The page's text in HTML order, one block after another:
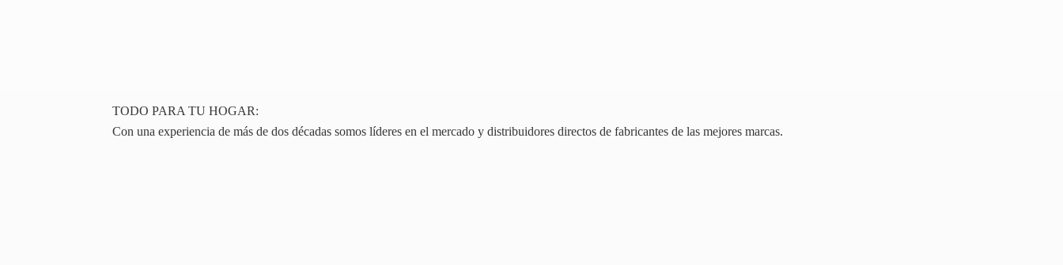
TODO PARA TU HOGAR:
Con una experiencia de más de dos décadas somos líderes en el mercado y distribuidores directos de fabricantes de lasmejores marcas.